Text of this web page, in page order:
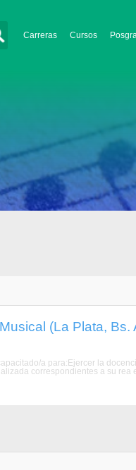
Carreras Cursos
(La Plata, Bs.
a para:Ejercer la
correspondientes a su rea